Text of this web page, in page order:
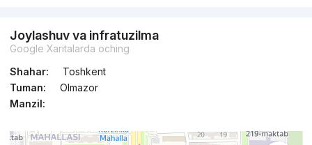
Joylashuv va infratuzilma
Google Xaritalarda oching
Shahar:
Toshkent
Tuman:
Olmazor
Manzil: